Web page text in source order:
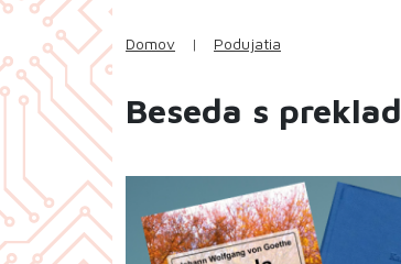
Domov | Podujatia
Beseda s